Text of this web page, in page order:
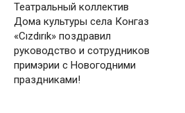
Театральный коллектив
Дома культуры села Конгаз
«Cızdırık» поздравил
руководство и сотрудников
примэрии с Новогодними
праздниками!